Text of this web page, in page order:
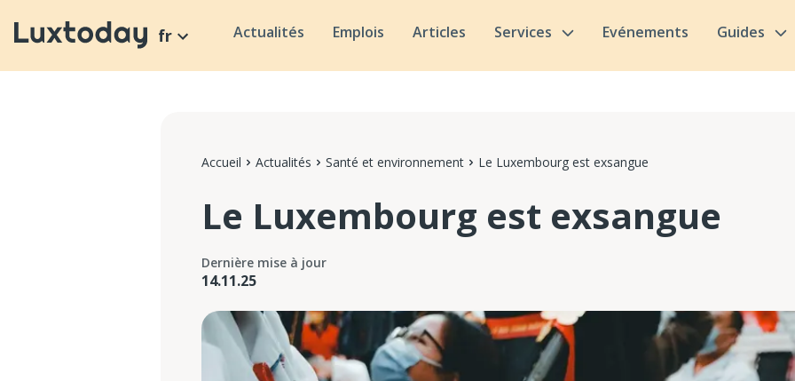
fr Actualités Emplois Articles Services Evénements Guides
Accueil Actualités Santé et environnement Le Luxembourg est exsangue
Le Luxembourg est exsangue
Dernière mise à jour
14.11.25